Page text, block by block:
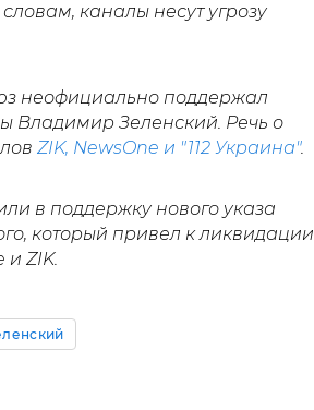
каналы несут угрозу
неофициально поддержал
Владимир Зеленский. Речь о
ZIK, NewsOne и "112 Украина".
в поддержку нового указа
который привел к ликвидации
и ZIK.